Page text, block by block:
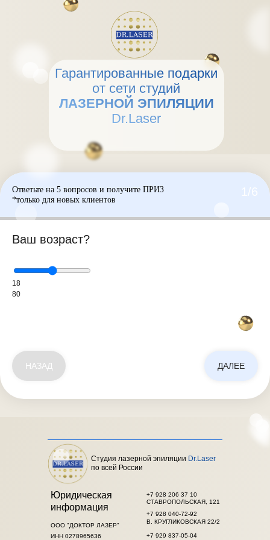
Гарантированные подарки
от сети студий
ЛАЗЕРНОЙ ЭПИЛЯЦИИ
Dr.Laser
Ответьте на 5 вопросов и получите ПРИЗ
*только для новых клиентов
1/6
Ваш возраст?
18
80
НАЗАД ДАЛЕЕ
Студия лазерной эпиляции Dr.Laser
по всей России
Юридическая
информация
ООО "ДОКТОР ЛАЗЕР"
ИНН 0278965636
+7 929 837-05-04
+7 928 206 37 10
СТАВРОПОЛЬСКАЯ, 121
В. КРУГЛИКОВСКАЯ 22/2
+7 928 040-72-92